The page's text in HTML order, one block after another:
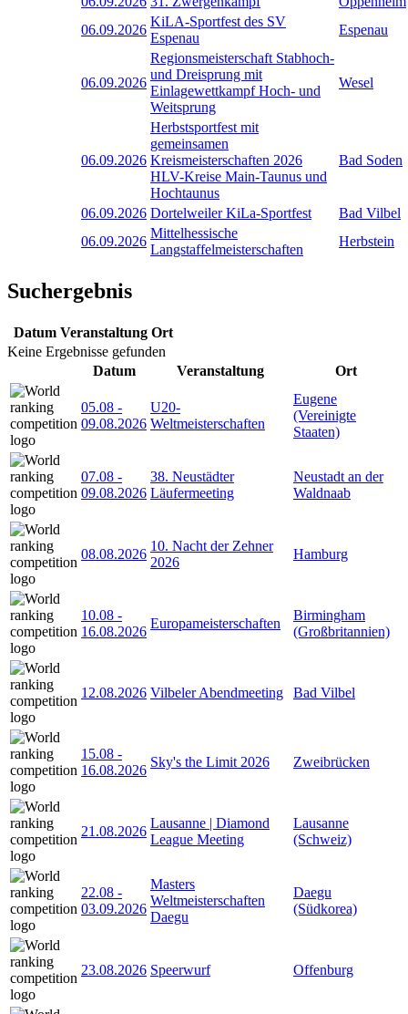
06.09.2026
KiLA-Sportfest des SV
Espenau
Espenau
06.09.2026
Regionsmeisterschaft Stabhoch-
und Dreisprung mit
Einlagewettkampf Hoch- und
Weitsprung
Wesel
06.09.2026
Herbstsportfest mit
gemeinsamen
Kreismeisterschaften 2026
HLV-Kreise Main-Taunus und
Hochtaunus
Bad Soden
06.09.2026 Dortelweiler KiLa-Sportfest
Bad Vilbel
06.09.2026
Mittelhessische
Langstaffelmeisterschaften
Herbstein
Suchergebnis
Datum Veranstaltung Ort
Keine Ergebnisse gefunden
Datum
Veranstaltung Ort
05.08 -
09.08.2026
U20-
Weltmeisterschaften
Eugene
(Vereinigte
Staaten)
07.08 -
09.08.2026
38. Neustädter
Läufermeeting
Neustadt an der
Waldnaab
08.08.2026
10. Nacht der Zehner
2026
Hamburg
10.08 -
16.08.2026
Europameisterschaften
Birmingham
(Großbritannien)
12.08.2026 Vilbeler Abendmeeting Bad Vilbel
15.08 -
16.08.2026
Sky's the Limit 2026 Zweibrücken
21.08.2026
Lausanne | Diamond
League Meeting
Lausanne
(Schweiz)
22.08 -
03.09.2026
Masters
Weltmeisterschaften
Daegu
Daegu
(Südkorea)
23.08.2026 Speerwurf Offenburg